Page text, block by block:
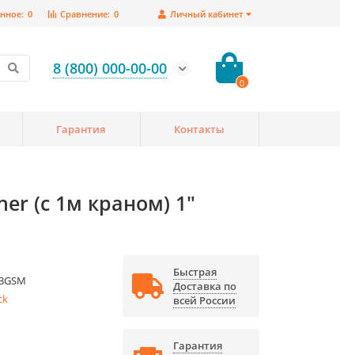
Личный кабинет
Сравнение: 0
0
8 (800) 000-00-00
0
Гарантия Контакты
(с 1м краном) 1"
Быстрая
Доставка по
всей России
Гарантия